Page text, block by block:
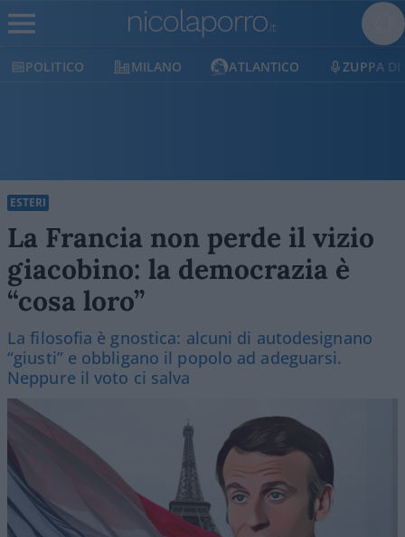
POLITICO MILANO ATLANTICO ZUPPA DI
ESTERI
La Francia non perde il vizio
giacobino: la democrazia è
“cosa loro”
La filosofia è gnostica: alcuni di autodesignano
“giusti” e obbligano il popolo ad adeguarsi.
Neppure il voto ci salva